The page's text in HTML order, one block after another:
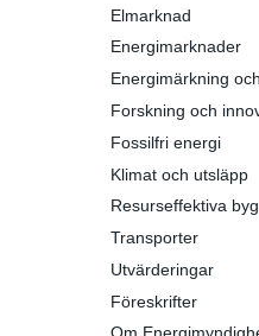
Elmarknad
Energimarknader
Energimärkning
Forskning och
Fossilfri energi
Klimat och utsläpp
Resurseffektiva
Transporter
Utvärderingar
Föreskrifter